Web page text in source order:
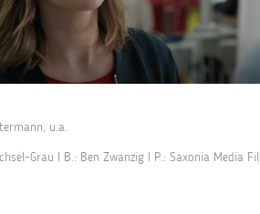
u.a.
Grau I B.: Ben Zwanzig I P.: Saxonia Media